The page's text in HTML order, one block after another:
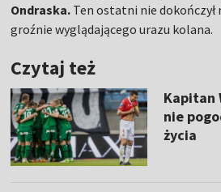
Ondraska. Ten ostatni nie dokończył
groźnie wyglądającego urazu kolana.
Czytaj też
Kapitan
nie
życia